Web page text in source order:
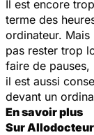
Il est encore
terme des
ordinateur.
pas rester trop
faire de
il est aussi
devant un
En savoir plus
Sur